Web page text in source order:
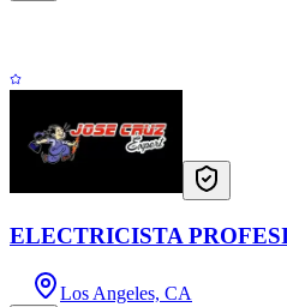
ELECTRICISTA
Los Angeles, CA